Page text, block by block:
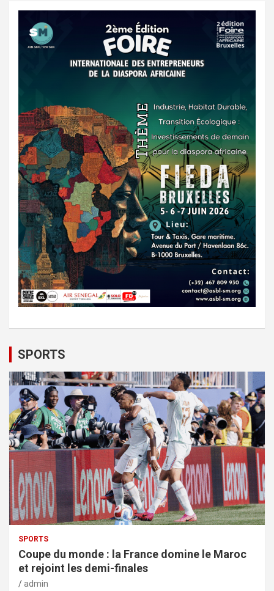
SPORTS
SPORTS
Coupe du monde : la France domine le Maroc
et rejoint les demi-finales
admin